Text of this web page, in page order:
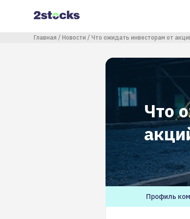
содержанию
Строка навигации
Главная Новости Что ожидать инвесторам от
Что
Профиль